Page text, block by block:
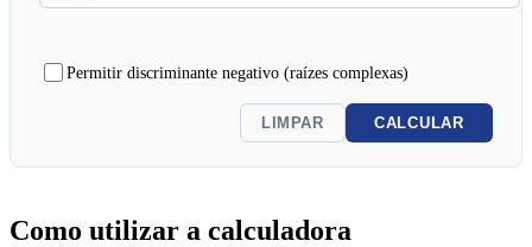
Permitir discriminante negativo (raízes complexas)
LIMPAR CALCULAR
Como utilizar a calculadora